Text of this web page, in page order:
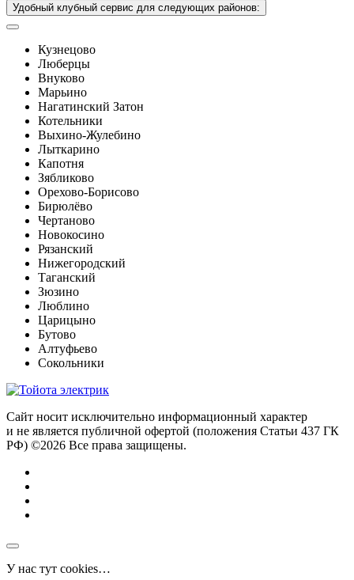
Удобный клубный сервис для следующих районов:
Кузнецово
Люберцы
Внуково
Марьино
Нагатинский Затон
Котельники
Выхино-Жулебино
Лыткарино
Капотня
Зябликово
Орехово-Борисово
Бирюлёво
Чертаново
Новокосино
Рязанский
Нижегородский
Таганский
Зюзино
Люблино
Царицыно
Бутово
Алтуфьево
Сокольники
Сайт носит исключительно информационный характер
и не является публичной офертой (положения Статьи 437 ГК
РФ) ©2026 Все права защищены.
У нас тут cookies…